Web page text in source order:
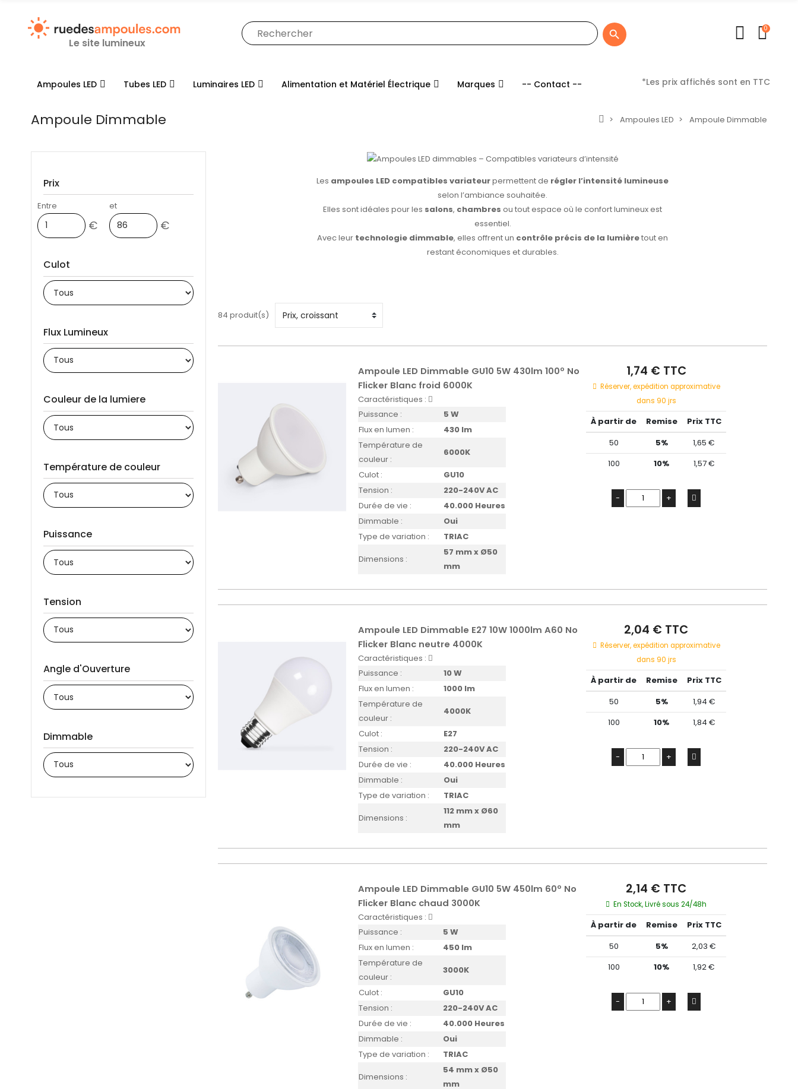
Le site lumineux

0
Ampoules LED Tubes LED Luminaires LED Alimentation et Matériel Électrique Marques -- Contact -- *Les prix affichés sont en TTC
Ampoule Dimmable Ampoules LED Ampoule Dimmable
Prix
Entre
€
et
€
Culot
Flux Lumineux
Couleur de la lumiere
Température de couleur
Puissance
Tension
Angle d'Ouverture
Dimmable
Les ampoules LED compatibles variateurpermettent de régler l’intensité lumineuse
selon l’ambiance souhaitée.
Elles sont idéales pour les salons, chambres ou tout espace où le confort lumineux est
essentiel.
Avec leur technologie dimmable, elles offrent un contrôle précis de la lumièretout en
restant économiques et durables.
84 produit(s)
Ampoule LED Dimmable GU10 5W 430lm 100º No
Flicker Blanc froid 6000K
Caractéristiques :
Puissance :
5 W
Flux en lumen :
430 lm
Température de
couleur :
6000K
Culot :
GU10
Tension :
220-240V AC
Durée de vie :
40.000 Heures
Dimmable :
Oui
Type de variation :
TRIAC
Dimensions :
57 mm x Ø50
mm
1,74 € TTC
Réserver, expédition approximative
dans 90 jrs
À partir de Remise
Prix TTC
50
5%
1,65 €
100
10% 1,57 €
- +
Ampoule LED Dimmable E27 10W 1000lm A60 No
Flicker Blanc neutre 4000K
Caractéristiques :
Puissance :
10 W
Flux en lumen :
1000 lm
Température de
couleur :
4000K
Culot :
E27
Tension :
220-240V AC
Durée de vie :
40.000 Heures
Dimmable :
Oui
Type de variation :
TRIAC
Dimensions :
112 mm x Ø60
mm
2,04 € TTC
Réserver, expédition approximative
dans 90 jrs
À partir de Remise
Prix TTC
50
5%
1,94 €
100
10% 1,84 €
- +
Ampoule LED Dimmable GU10 5W 450lm 60º No
Flicker Blanc chaud 3000K
Caractéristiques :
Puissance :
5 W
Flux en lumen :
450 lm
Température de
couleur :
3000K
Culot :
GU10
Tension :
220-240V AC
Durée de vie :
40.000 Heures
Dimmable :
Oui
Type de variation :
TRIAC
Dimensions :
54 mm x Ø50
mm
2,14 € TTC
En Stock, Livré sous 24/48h
À partir de Remise
Prix TTC
50
5%
2,03 €
100
10% 1,92 €
- +